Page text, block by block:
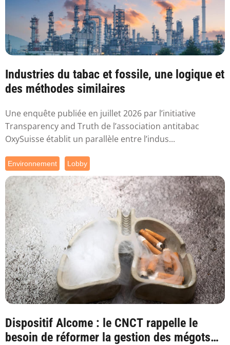
Industries du tabac et fossile, une logique et
des méthodes similaires
Une enquête publiée en juillet 2026 par l’initiative
Transparency and Truth de l’association antitabac
OxySuisse établit un parallèle entre l’indus...
Environnement Lobby
Dispositif Alcome : le CNCT rappelle le
besoin de réformer la gestion des mégots